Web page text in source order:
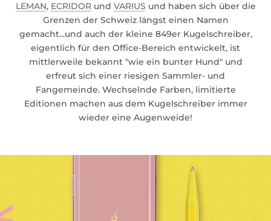
LEMAN, ECRIDORund VARIUS und haben sich über die
Grenzen der Schweiz längst einen Namen
gemacht...und auch der kleine 849er Kugelschreiber,
eigentlich für den Office-Bereich entwickelt, ist
mittlerweile bekannt "wie ein bunter Hund" und
erfreut sich einer riesigen Sammler- und
Fangemeinde. Wechselnde Farben, limitierte
Editionen machen aus dem Kugelschreiber immer
wieder eine Augenweide!